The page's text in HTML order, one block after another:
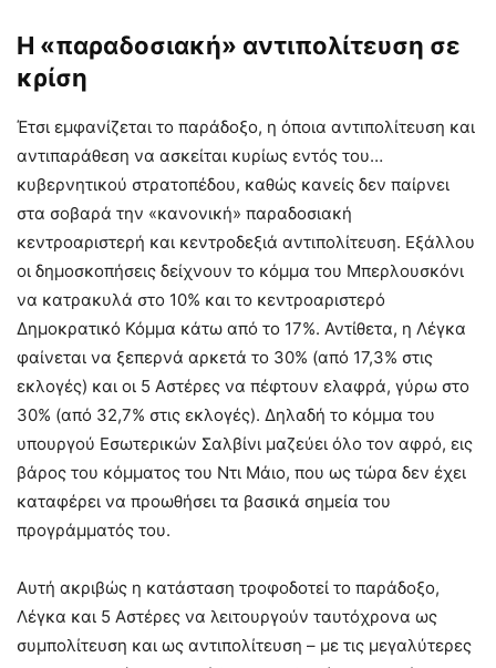
Η «παραδοσιακή» αντιπολίτευση σε
κρίση
Έτσι εμφανίζεται το παράδοξο, η όποια αντιπολίτευση και
αντιπαράθεση να ασκείται κυρίως εντός του…
κυβερνητικού στρατοπέδου, καθώς κανείς δεν παίρνει
στα σοβαρά την «κανονική» παραδοσιακή
κεντροαριστερή και κεντροδεξιά αντιπολίτευση. Εξάλλου
οι δημοσκοπήσεις δείχνουν το κόμμα του Μπερλουσκόνι
να κατρακυλά στο 10% και το κεντροαριστερό
Δημοκρατικό Κόμμα κάτω από το 17%. Αντίθετα, η Λέγκα
φαίνεται να ξεπερνά αρκετά το 30% (από 17,3% στις
εκλογές) και οι 5 Αστέρες να πέφτουν ελαφρά, γύρω στο
30% (από 32,7% στις εκλογές). Δηλαδή το κόμμα του
υπουργού Εσωτερικών Σαλβίνι μαζεύει όλο τον αφρό, εις
βάρος του κόμματος του Ντι Μάιο, που ως τώρα δεν έχει
καταφέρει να προωθήσει τα βασικά σημεία του
προγράμματός του.
Αυτή ακριβώς η κατάσταση τροφοδοτεί το παράδοξο,
Λέγκα και 5 Αστέρες να λειτουργούν ταυτόχρονα ως
συμπολίτευση και ως αντιπολίτευση – με τις μεγαλύτερες